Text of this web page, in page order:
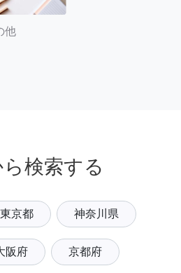
他
検索する
東京都 神奈川県
阪府 京都府